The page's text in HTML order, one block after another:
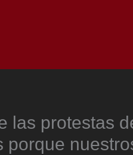
las protestas
porque